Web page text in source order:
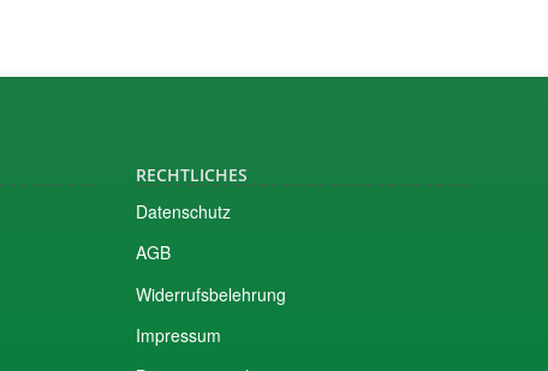
RECHTLICHES
Datenschutz
AGB
Widerrufsbelehrung
Impressum